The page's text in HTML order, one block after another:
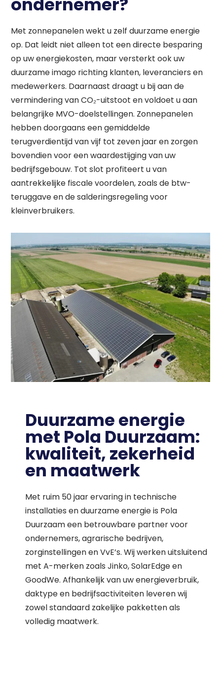
Met zonnepanelen wekt u zelf duurzame energie
op. Dat leidt niet alleen tot een directe besparing
op uw energiekosten, maar versterkt ook uw
duurzame imago richting klanten, leveranciers en
medewerkers. Daarnaast draagt u bij aan de
vermindering van CO₂-uitstoot en voldoet u aan
belangrijke MVO-doelstellingen. Zonnepanelen
hebben doorgaans een gemiddelde
terugverdientijd van vijf tot zeven jaar en zorgen
bovendien voor een waardestijging van uw
bedrijfsgebouw. Tot slot profiteert u van
aantrekkelijke fiscale voordelen, zoals de btw-
teruggave en de salderingsregeling voor
kleinverbruikers.
Duurzame energie
met Pola Duurzaam:
kwaliteit, zekerheid
en maatwerk
Met ruim 50 jaar ervaring in technische
installaties en duurzame energie is Pola
Duurzaam een betrouwbare partner voor
ondernemers, agrarische bedrijven,
zorginstellingen en VvE’s. Wij werken uitsluitend
met A-merken zoals Jinko, SolarEdge en
GoodWe. Afhankelijk van uw energieverbruik,
daktype en bedrijfsactiviteiten leveren wij
zowel standaard zakelijke pakketten als
volledig maatwerk.